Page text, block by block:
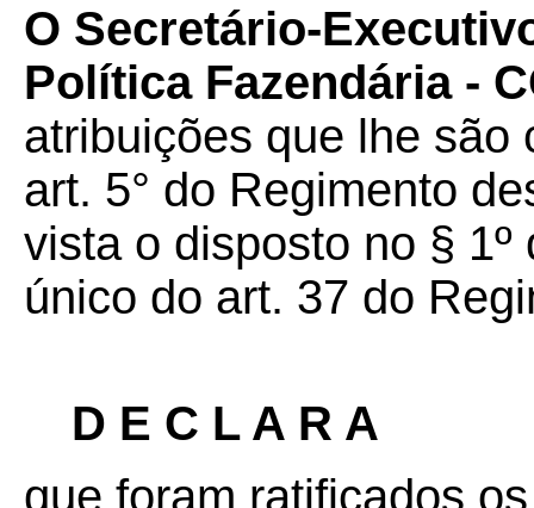
O Secretário-
Política Fazendária -
atribuições que lhe são
art. 5° do Regimento
vista o disposto no §
único do art. 37 do
D E C L A R A
que foram ratificados